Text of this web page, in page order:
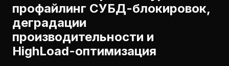
профайлинг СУБД-блокировок,
деградации
производительности и
HighLoad-оптимизация